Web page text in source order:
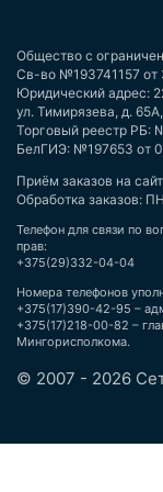
Общество с
Св-во №193741157 от
Юридический адрес:
ул. Тимирязева, д.
Торговый реестр РБ:
БелГИЭ: №197653 от
Приём заказов на
Обработка заказов:
Телефон для связи по
прав:
+375(29)332-04-04
Номера телефонов
+375(17)390-42-95 –
+375(17)218-00-82 –
Мингорисполкома.
© 2007 - 2026